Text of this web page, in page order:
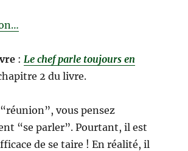
: Le chef parle toujours en
2 du livre.
vous pensez
“se parler”. Pourtant, il est
de se taire ! En réalité, il